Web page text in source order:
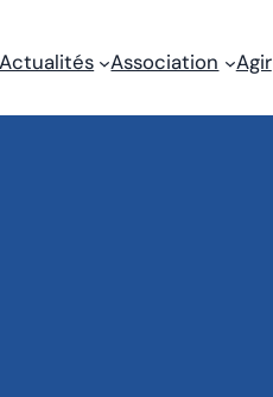
Actualités Association Agir